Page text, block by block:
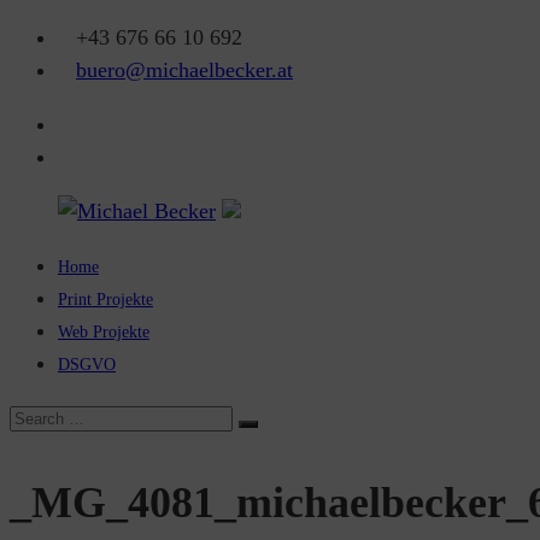
Skip
+43 676 66 10 692
buero@michaelbecker.at
Michael
Becker
Eine
weitere
WordPress-
Home
Print Projekte
Web Projekte
DSGVO
Search
Search